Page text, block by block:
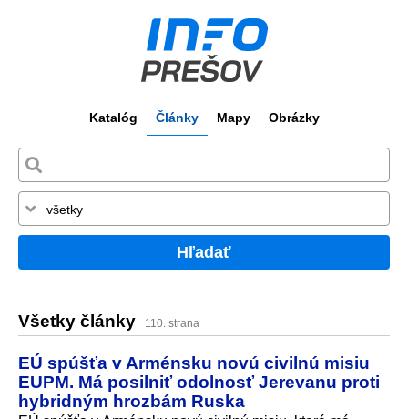
Katalóg Články Mapy Obrázky
Hľadať
Všetky články 110. strana
EÚ spúšťa v Arménsku novú civilnú misiu
EUPM. Má posilniť odolnosť Jerevanu proti
hybridným hrozbám Ruska